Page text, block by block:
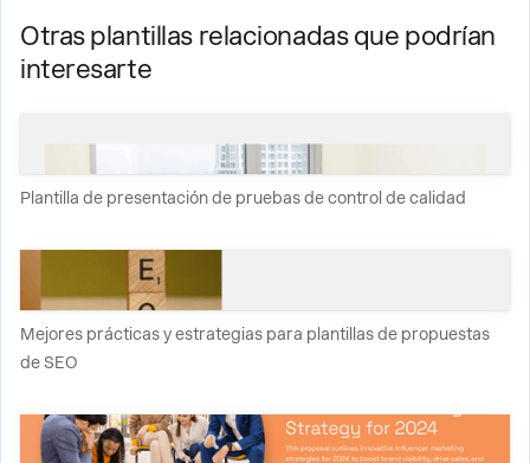
Otras plantillas relacionadas que podrían
interesarte
Plantilla de presentación de pruebas de control de calidad
Mejores prácticas y estrategias para plantillas de propuestas
de SEO